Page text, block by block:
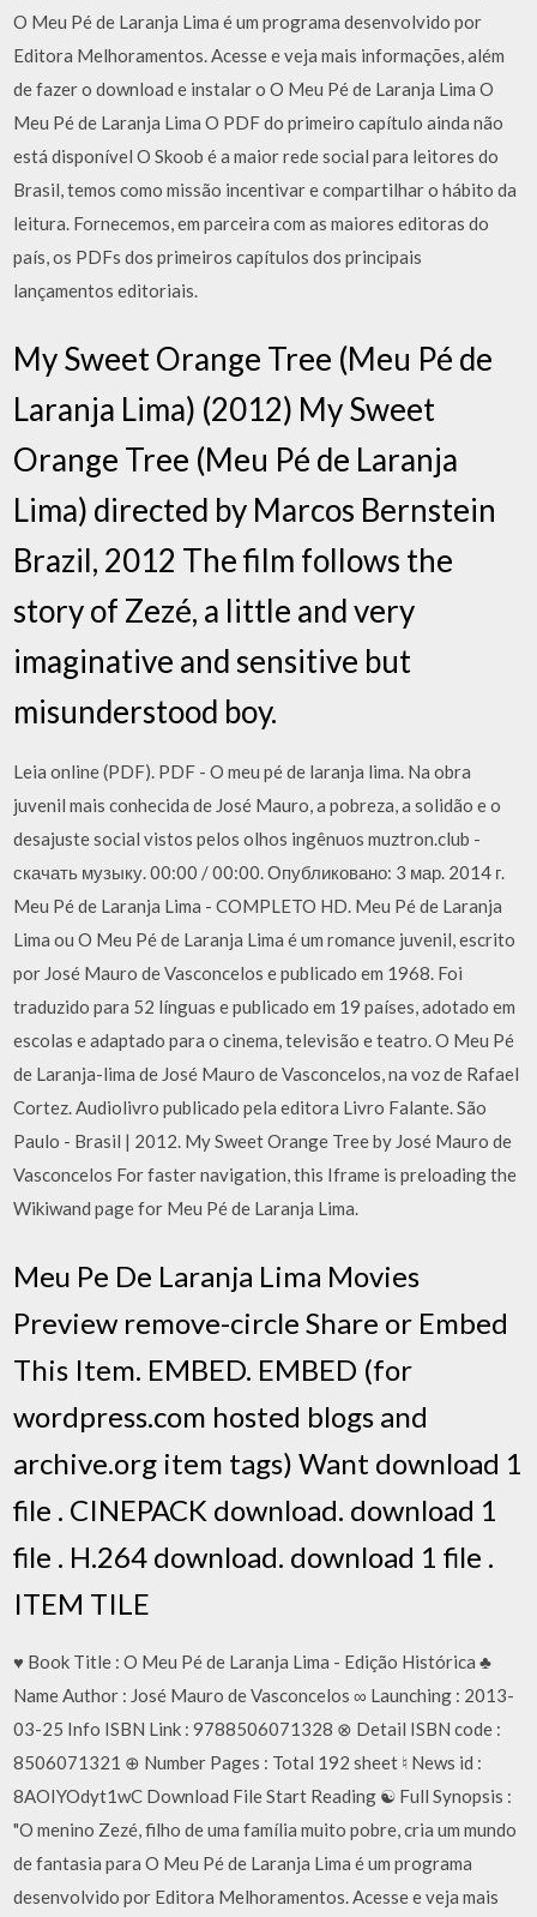
O Meu Pé de Laranja Lima é um programa desenvolvido por
Editora Melhoramentos. Acesse e veja mais informações, além
de fazer o download e instalar o O Meu Pé de Laranja Lima O
Meu Pé de Laranja Lima O PDF do primeiro capítulo ainda não
está disponível O Skoob é a maior rede social para leitores do
Brasil, temos como missão incentivar e compartilhar o hábito da
leitura. Fornecemos, em parceira com as maiores editoras do
país, os PDFs dos primeiros capítulos dos principais
lançamentos editoriais.
My Sweet Orange Tree (Meu Pé de
Laranja Lima) (2012) My Sweet
Orange Tree (Meu Pé de Laranja
Lima) directed by Marcos Bernstein
Brazil, 2012 The film follows the
story of Zezé, a little and very
imaginative and sensitive but
misunderstood boy.
Leia online (PDF). PDF - O meu pé de laranja lima. Na obra
juvenil mais conhecida de José Mauro, a pobreza, a solidão e o
desajuste social vistos pelos olhos ingênuos muztron.club -
скачать музыку. 00:00 / 00:00. Опубликовано: 3 мар. 2014 г.
Meu Pé de Laranja Lima - COMPLETO HD. Meu Pé de Laranja
Lima ou O Meu Pé de Laranja Lima é um romance juvenil, escrito
por José Mauro de Vasconcelos e publicado em 1968. Foi
traduzido para 52 línguas e publicado em 19 países, adotado em
escolas e adaptado para o cinema, televisão e teatro. O Meu Pé
de Laranja-lima de José Mauro de Vasconcelos, na voz de Rafael
Cortez. Audiolivro publicado pela editora Livro Falante. São
Paulo - Brasil | 2012. My Sweet Orange Tree by José Mauro de
Vasconcelos For faster navigation, this Iframe is preloading the
Wikiwand page for Meu Pé de Laranja Lima.
Meu Pe De Laranja Lima Movies
Preview remove-circle Share or Embed
This Item. EMBED. EMBED (for
wordpress.com hosted blogs and
archive.org item tags) Want download 1
file . CINEPACK download. download 1
file . H.264 download. download 1 file .
ITEM TILE
♥ Book Title : O Meu Pé de Laranja Lima - Edição Histórica ♣
Name Author : José Mauro de Vasconcelos ∞ Launching : 2013-
03-25 Info ISBN Link : 9788506071328 ⊗ Detail ISBN code :
8506071321 ⊕ Number Pages : Total 192 sheet ♮ News id :
8AOIYOdyt1wC Download File Start Reading ☯ Full Synopsis :
"O menino Zezé, filho de uma família muito pobre, cria um mundo
de fantasia para O Meu Pé de Laranja Lima é um programa
desenvolvido por Editora Melhoramentos. Acesse e veja mais